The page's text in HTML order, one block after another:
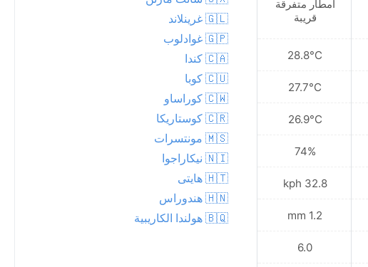
أمطار متفرقة
قريبة
28.8°C
27.7°C
26.9°C
74%
32.8 kph
1.2 mm
6.0
أمطار متفرقة قريبة
28.4°C
27.6°C
27.2°C
78%
36.7 kph
3.9 mm
🇬🇱 غرينلاند
🇬🇵 غوادلوب
🇨🇦 كندا
🇨🇺 كوبا
🇨🇼 كوراساو
🇨🇷 كوستاريكا
🇲🇸 مونتسرات
🇳🇮 نيكاراجوا
🇭🇹 هايتى
🇭🇳 هندوراس
🇧🇶 هولندا الكاريبية